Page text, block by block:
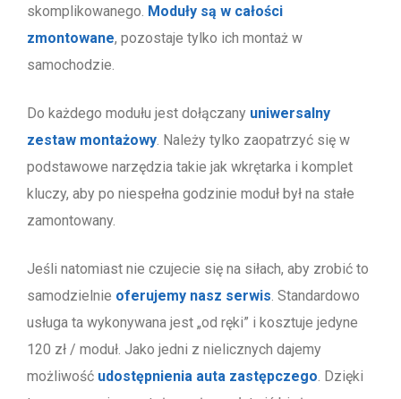
skomplikowanego. Moduły są w całości
zmontowane, pozostaje tylko ich montaż w
samochodzie.
Do każdego modułu jest dołączany uniwersalny
zestaw montażowy. Należy tylko zaopatrzyć się w
podstawowe narzędzia takie jak wkrętarka i komplet
kluczy, aby po niespełna godzinie moduł był na stałe
zamontowany.
Jeśli natomiast nie czujecie się na siłach, aby zrobić to
samodzielnie oferujemy nasz serwis. Standardowo
usługa ta wykonywana jest „od ręki” i kosztuje jedyne
120 zł / moduł. Jako jedni z nielicznych dajemy
możliwość udostępnienia auta zastępczego. Dzięki